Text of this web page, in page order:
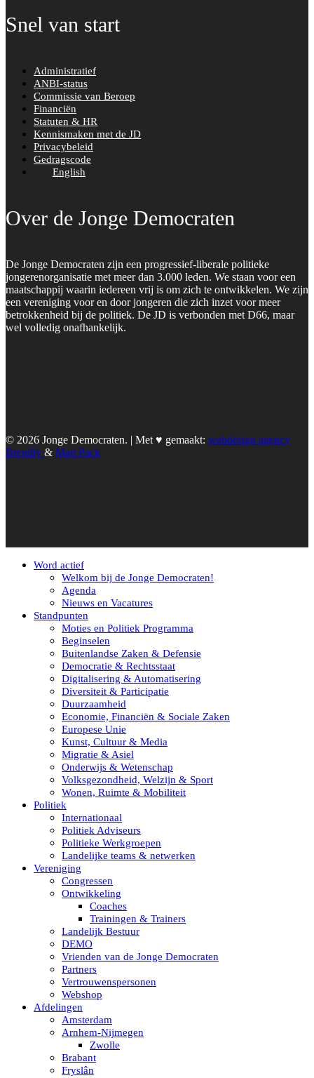
Snel van start
Administratief
ANBI-status
Commissie van Beroep
Financiën
Statuten & HR
Kennismaken met de JD
Privacybeleid
Gedragscode
English
Over de Jonge Democraten
De Jonge Democraten zijn een progressief-liberale politieke
jongerenorganisatie met meer dan 3.000 leden. We staan voor een
maatschappij waarin iedereen vrij is om zich te ontwikkelen. We zijn
een vereniging voor en door jongeren die zich inzet voor meer
betrokkenheid bij de politiek. De JD is verbonden met D66, maar
wel volledig onafhankelijk.
© 2026 Jonge Democraten. | Met ♥︎ gemaakt: webdesign agency
Brendly & Mad Pack
Word actief
Welkom bij de Jonge Democraten!
Agenda
Nieuws en Vacatures
Standpunten
Moties en Politiek Programma
Beginselen
Buitenlandse Zaken & Defensie
Democratie & Rechtsstaat
Digitalisering & Automatisering
Diversiteit & Participatie
Duurzaamheid
Economie, Financiën & Sociale Zaken
Europese Unie
Kunst, Cultuur & Media
Migratie & Asiel
Onderwijs & Wetenschap
Volksgezondheid, Welzijn & Sport
Wonen, Ruimte & Mobiliteit
Politiek
Internationaal
Politiek Adviseurs
Politieke Werkgroepen
Landelijke teams & netwerken
Vereniging
Congressen
Ontwikkeling
Coaches
Trainingen & Trainers
Landelijk Bestuur
DEMO
Vrienden van de Jonge Democraten
Partners
Vertrouwenspersonen
Webshop
Afdelingen
Amsterdam
Arnhem-Nijmegen
Zwolle
Brabant
Fryslân